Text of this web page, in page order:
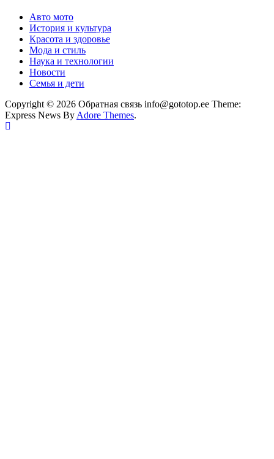
Авто мото
История и культура
Красота и здоровье
Мода и стиль
Наука и технологии
Новости
Семья и дети
Copyright © 2026 Обратная связь info@gototop.ee Theme:
Express News By Adore Themes.